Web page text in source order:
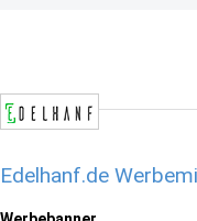
Edelhanf.de